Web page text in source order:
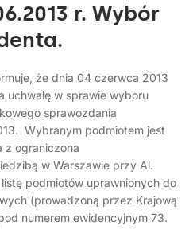
r. Wybór
że dnia 04 czerwca 2013
uchwałę w sprawie wyboru
sprawozdania
Wybranym podmiotem jest
z ograniczona
w Warszawie przy Al.
listę podmiotów uprawnionych do
(prowadzoną przez Krajową
numerem ewidencyjnym 73.